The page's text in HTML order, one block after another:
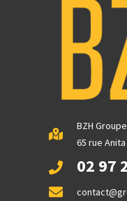
BZH
65 rue Anita
02 97